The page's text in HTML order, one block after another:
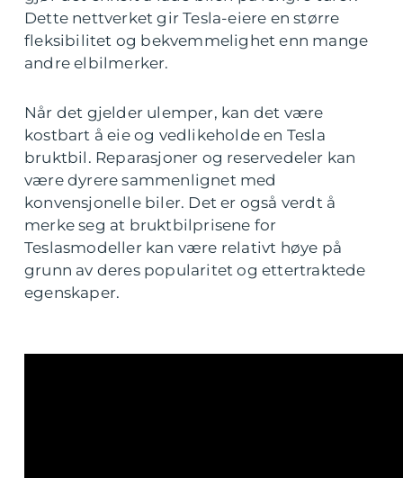
Dette nettverket gir Tesla-eiere en større
fleksibilitet og bekvemmelighet enn mange
andre elbilmerker.
Når det gjelder ulemper, kan det være
kostbart å eie og vedlikeholde en Tesla
bruktbil. Reparasjoner og reservedeler kan
være dyrere sammenlignet med
konvensjonelle biler. Det er også verdt å
merke seg at bruktbilprisene for
Teslasmodeller kan være relativt høye på
grunn av deres popularitet og ettertraktede
egenskaper.